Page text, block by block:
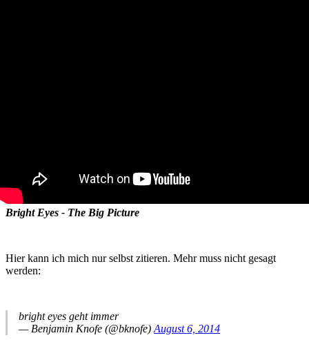
Bright Eyes - The Big Picture
Hier kann ich mich nur selbst zitieren. Mehr muss nicht gesagt
werden:
bright eyes geht immer
— Benjamin Knofe (@bknofe) August 6, 2014